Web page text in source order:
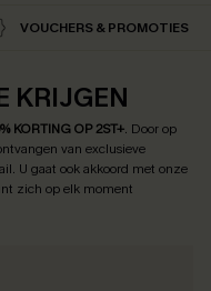
VOUCHERS & PROMOTIES
KRIJGEN
KORTING OP 2ST+. Door op
van exclusieve
U gaat ook akkoord met onze
zich op elk moment